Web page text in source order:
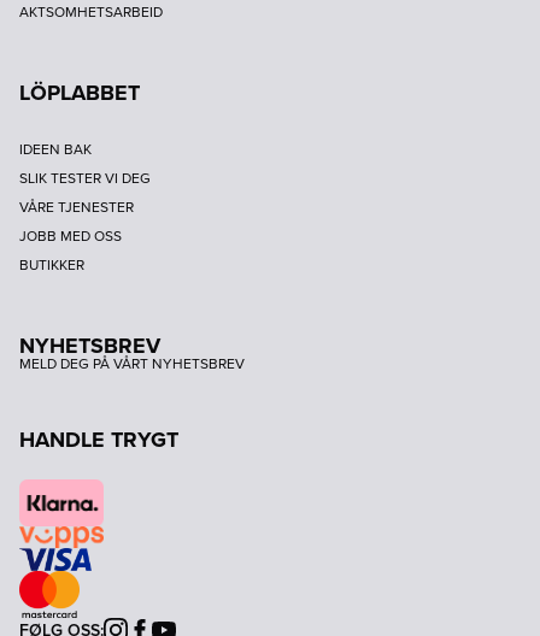
AKTSOMHETSARBEID
LÖPLABBET
IDEEN BAK
SLIK TESTER VI DEG
VÅRE TJENESTER
JOBB MED OSS
BUTIKKER
NYHETSBREV
MELD DEG PÅ VÅRT NYHETSBREV
HANDLE TRYGT
FØLG OSS: